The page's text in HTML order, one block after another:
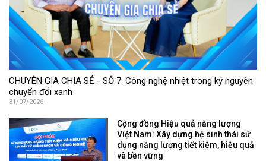
CHUYÊN GIA CHIA SẺ - SỐ 7: Công nghệ nhiệt trong kỷ nguyên
chuyển đổi xanh
31/07/2026
Cộng đồng Hiệu quả năng lượng
Việt Nam: Xây dựng hệ sinh thái sử
dụng năng lượng tiết kiệm, hiệu quả
và bền vững